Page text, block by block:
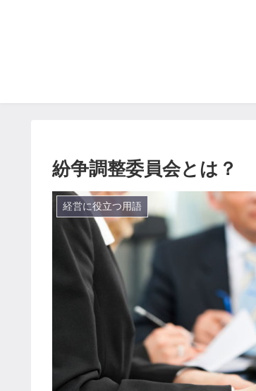
紛争調整委員会とは？
経営に役立つ用語